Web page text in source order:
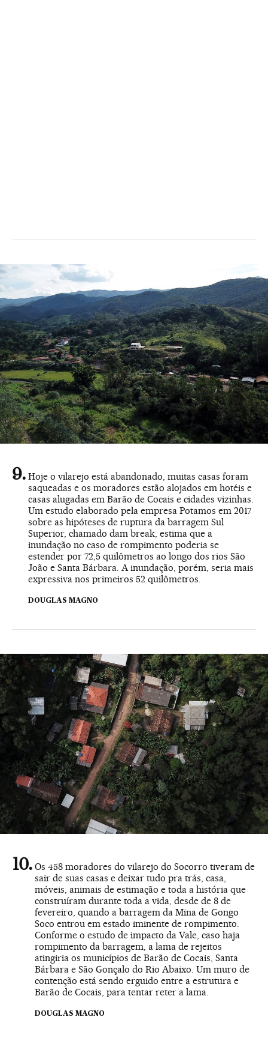
Hoje o vilarejo está abandonado, muitas casas foram
saqueadas e os moradores estão alojados em hotéis e
casas alugadas em Barão de Cocais e cidades vizinhas.
Um estudo elaborado pela empresa Potamos em 2017
sobre as hipóteses de ruptura da barragem Sul
Superior, chamado dam break, estima que a
inundação no caso de rompimento poderia se
estender por 72,5 quilômetros ao longo dos rios São
João e Santa Bárbara. A inundação, porém, seria mais
expressiva nos primeiros 52 quilômetros.
DOUGLAS MAGNO
Os 458 moradores do vilarejo do Socorro tiveram de
sair de suas casas e deixar tudo pra trás, casa,
móveis, animais de estimação e toda a história que
construíram durante toda a vida, desde de 8 de
fevereiro, quando a barragem da Mina de Gongo
Soco entrou em estado iminente de rompimento.
Conforme o estudo de impacto da Vale, caso haja
rompimento da barragem, a lama de rejeitos
atingiria os municípios de Barão de Cocais, Santa
Bárbara e São Gonçalo do Rio Abaixo. Um muro de
contenção está sendo erguido entre a estrutura e
Barão de Cocais, para tentar reter a lama.
DOUGLAS MAGNO